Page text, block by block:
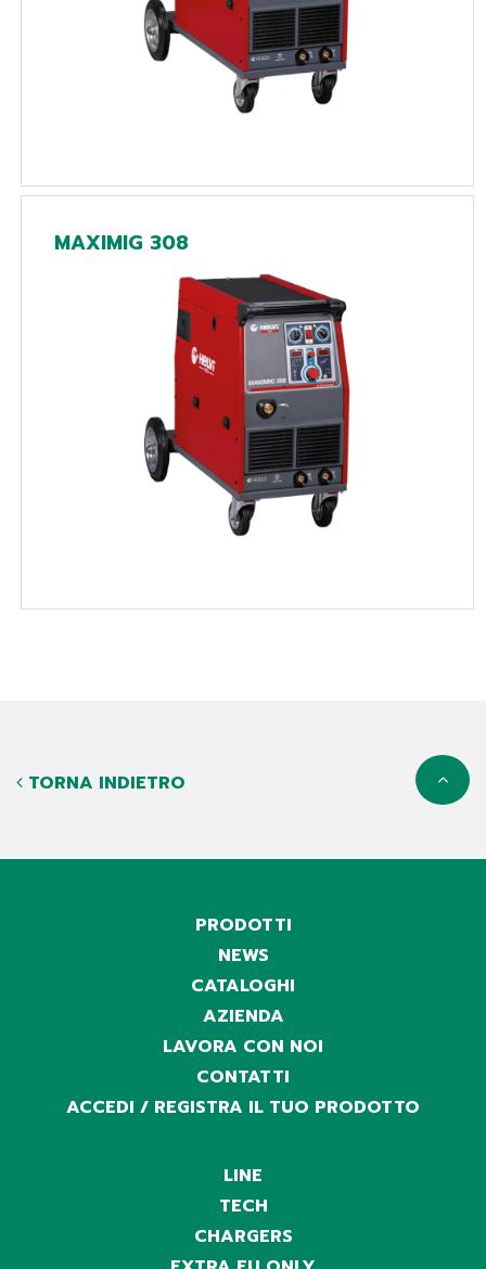
MAXIMIG 308
TORNA INDIETRO
PRODOTTI
NEWS
CATALOGHI
AZIENDA
LAVORA CON NOI
CONTATTI
ACCEDI / REGISTRA IL TUO PRODOTTO
LINE
TECH
CHARGERS